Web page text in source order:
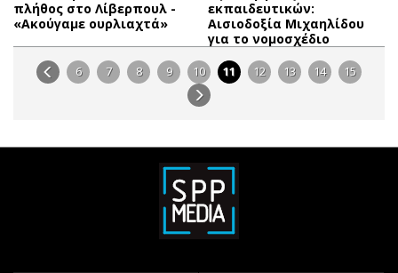
πλήθος στο Λίβερπουλ -
«Ακούγαμε ουρλιαχτά»
εκπαιδευτικών:
Αισιοδοξία Μιχαηλίδου
για το νομοσχέδιο
6 7 8 9 10 11 12 13 14 15